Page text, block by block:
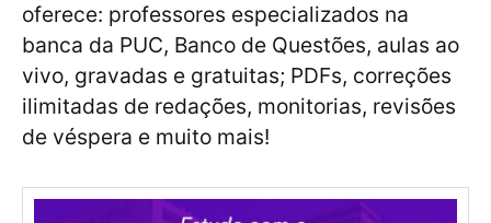
oferece: professores especializados na
banca da PUC, Banco de Questões, aulas ao
vivo, gravadas e gratuitas; PDFs, correções
ilimitadas de redações, monitorias, revisões
de véspera e muito mais!